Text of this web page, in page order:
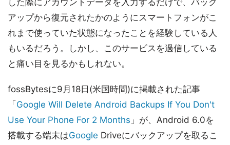
した際にアカウントデータを入力するだけで、バック
アップから復元されたかのようにスマートフォンがこ
れまで使っていた状態になったことを経験している人
もいるだろう。しかし、このサービスを過信している
と痛い目を見るかもしれない。
fossBytesに9月18日(米国時間)に掲載された記事
「 Google Will Delete Android Backups If You Don't
Use Your Phone For 2 Months 」が、Android 6.0を
搭載する端末はGoogle Driveにバックアップを取るこ